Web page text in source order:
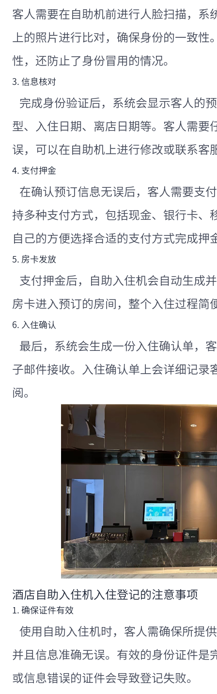
客人需要在自助机前进行人脸扫描，系
上的照片进行比对，确保身份的一致
性，还防止了身份冒用的情况。
3. 信息核对
完成身份验证后，系统会显示客人的
型、入住日期、离店日期等。客人需要
误，可以在自助机上进行修改或联系客
4. 支付押金
在确认预订信息无误后，客人需要支
持多种支付方式，包括现金、银行卡、
自己的方便选择合适的支付方式完成押
5. 房卡发放
支付押金后，自助入住机会自动生成
房卡进入预订的房间，整个入住过程简
6. 入住确认
最后，系统会生成一份入住确认单，
子邮件接收。入住确认单上会详细记录
阅。
酒店自助入住机入住登记的注意事项
1. 确保证件有效
使用自助入住机时，客人需确保所提
并且信息准确无误。有效的身份证件是
或信息错误的证件会导致登记失败。